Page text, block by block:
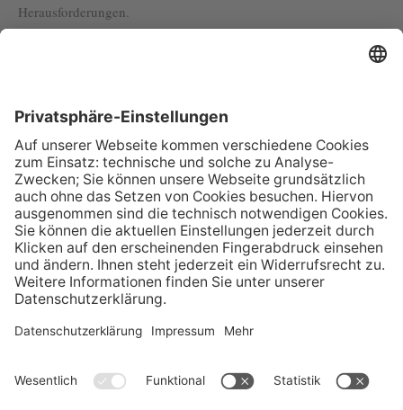
Herausforderungen.
E-Mail senden
+49 711 90 73 09 21
+49 711 90 73 09 22
Sprachen
Deutsch, Englisch, Französisch, Italienisch